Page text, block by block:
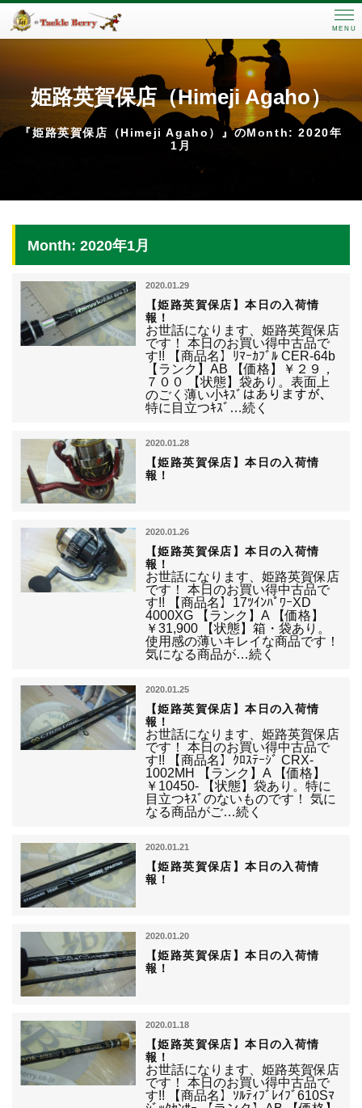
MENU
姫路英賀保店（Himeji Agaho）
『姫路英賀保店（Himeji Agaho）』のMonth: 2020年
1月
Month: 2020年1月
2020.01.29
【姫路英賀保店】本日の入荷情
報！
お世話になります、姫路英賀保店
です！ 本日のお買い得中古品で
す!! 【商品名】ﾘﾏｰｶﾌﾞﾙ CER-64b
【ランク】AB 【価格】￥２９，
７００ 【状態】袋あり。表面上
のごく薄い小ｷｽﾞはありますが、
特に目立つｷｽﾞ…続く
2020.01.28
【姫路英賀保店】本日の入荷情
報！
2020.01.26
【姫路英賀保店】本日の入荷情
報！
お世話になります、姫路英賀保店
です！ 本日のお買い得中古品で
す!! 【商品名】17ﾂｲﾝﾊﾟﾜｰXD
4000XG 【ランク】A 【価格】
￥31,900 【状態】箱・袋あり。
使用感の薄いキレイな商品です！
気になる商品が…続く
2020.01.25
【姫路英賀保店】本日の入荷情
報！
お世話になります、姫路英賀保店
です！ 本日のお買い得中古品で
す!! 【商品名】ｸﾛｽﾃｰｼﾞ CRX-
1002MH 【ランク】A 【価格】
￥10450- 【状態】袋あり。特に
目立つｷｽﾞのないものです！ 気に
なる商品がご…続く
2020.01.21
【姫路英賀保店】本日の入荷情
報！
2020.01.20
【姫路英賀保店】本日の入荷情
報！
2020.01.18
【姫路英賀保店】本日の入荷情
報！
お世話になります、姫路英賀保店
です！ 本日のお買い得中古品で
す!! 【商品名】ｿﾙﾃｨﾌﾞﾚｲﾌﾞ610Sﾏ